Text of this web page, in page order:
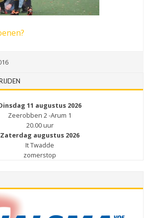
11 augustus 2026
Zeerobben 2 -Arum 1
20.00 uur
Zaterdag augustus 2026
It Twadde
zomerstop